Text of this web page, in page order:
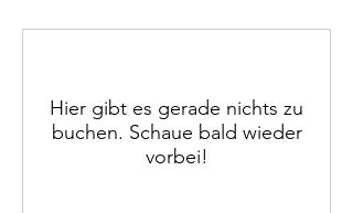
Hier gibt es gerade nichts zu
buchen. Schaue bald wieder
vorbei!